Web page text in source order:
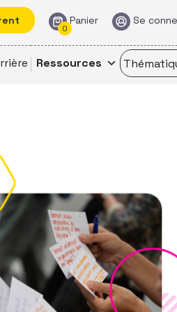
Panier
0
Se
Ressources